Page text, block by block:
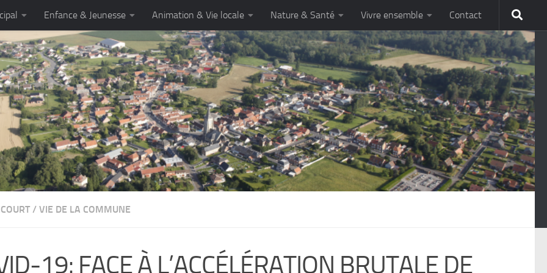
Enfance & Jeunesse Animation & Vie locale Nature & Santé Vivre ensemble Contact
/ VIE DE LA COMMUNE
19: FACE À L’ACCÉLÉRATION BRUTALE DE